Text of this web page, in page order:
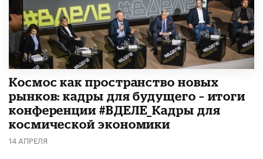
Космос как пространство новых
рынков: кадры для будущего – итоги
конференции #ВДЕЛЕ_Кадры для
космической экономики
14 АПРЕЛЯ